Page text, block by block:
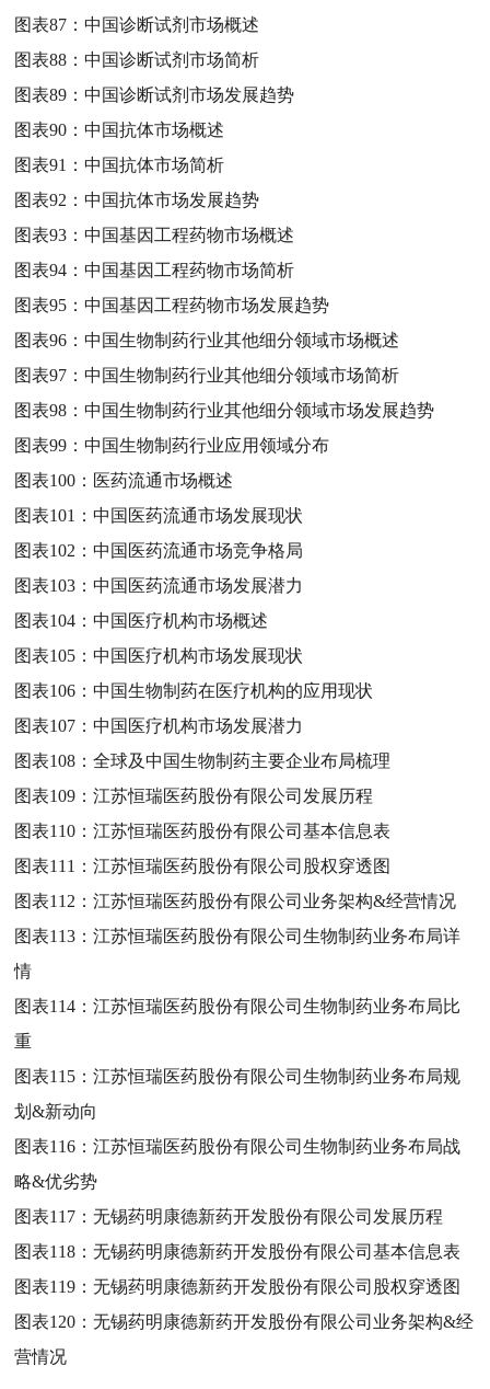
图表87：中国诊断试剂市场概述
图表88：中国诊断试剂市场简析
图表89：中国诊断试剂市场发展趋势
图表90：中国抗体市场概述
图表91：中国抗体市场简析
图表92：中国抗体市场发展趋势
图表93：中国基因工程药物市场概述
图表94：中国基因工程药物市场简析
图表95：中国基因工程药物市场发展趋势
图表96：中国生物制药行业其他细分领域市场概述
图表97：中国生物制药行业其他细分领域市场简析
图表98：中国生物制药行业其他细分领域市场发展趋势
图表99：中国生物制药行业应用领域分布
图表100： 医药流通市场概述
图表101：中国医药流通市场发展现状
图表102：中国医药流通市场竞争格局
图表103：中国医药流通市场发展潜力
图表104：中国医疗机构市场概述
图表105：中国医疗机构市场发展现状
图表106：中国生物制药在医疗机构的应用现状
图表107：中国医疗机构市场发展潜力
图表108：全球及中国生物制药主要企业布局梳理
图表109：江苏恒瑞医药股份有限公司发展历程
图表110：江苏恒瑞医药股份有限公司基本信息表
图表111：江苏恒瑞医药股份有限公司股权穿透图
图表112：江苏恒瑞医药股份有限公司业务架构&经营情况
图表113：江苏恒瑞医药股份有限公司生物制药业务布局详
情
图表114：江苏恒瑞医药股份有限公司生物制药业务布局比
重
图表115：江苏恒瑞医药股份有限公司生物制药业务布局规
划&新动向
图表116：江苏恒瑞医药股份有限公司生物制药业务布局战
略&优劣势
图表117：无锡药明康德新药开发股份有限公司发展历程
图表118：无锡药明康德新药开发股份有限公司基本信息表
图表119：无锡药明康德新药开发股份有限公司股权穿透图
图表120：无锡药明康德新药开发股份有限公司业务架构&经
营情况